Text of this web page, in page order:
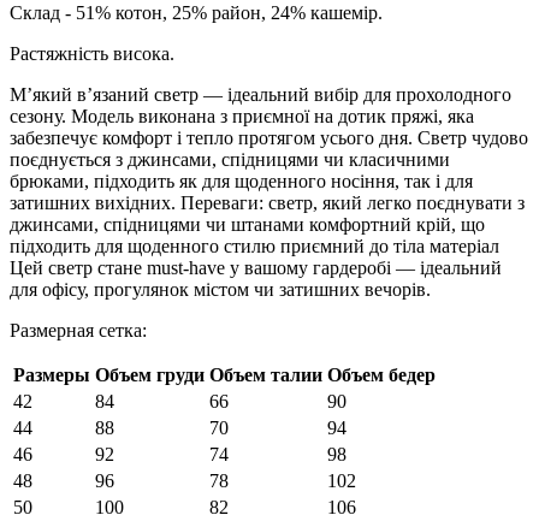
Склад - 51% котон, 25% район, 24% кашемір.
Растяжність висока.
М’який в’язаний светр — ідеальний вибір для прохолодного
сезону. Модель виконана з приємної на дотик пряжі, яка
забезпечує комфорт і тепло протягом усього дня. Светр чудово
поєднується з джинсами, спідницями чи класичними
брюками, підходить як для щоденного носіння, так і для
затишних вихідних. Переваги: светр, який легко поєднувати з
джинсами, спідницями чи штанами комфортний крій, що
підходить для щоденного стилю приємний до тіла матеріал
Цей светр стане must-have у вашому гардеробі — ідеальний
для офісу, прогулянок містом чи затишних вечорів.
Размерная сетка:
Размеры Объем груди Объем талии Объем бедер
42
84 66
90
44
88 70
94
46
92 74
98
48
96 78
102
50
100 82
106